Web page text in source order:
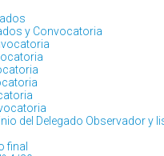
y Convocatoria
del Delegado Observador y
final